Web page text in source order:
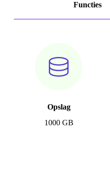
Functies
Opslag
1000 GB